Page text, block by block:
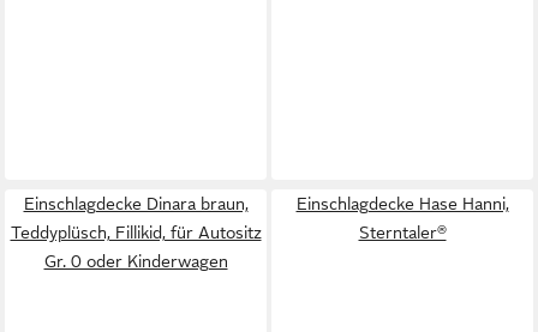
Einschlagdecke Dinara braun,
Teddyplüsch, Fillikid, für Autositz
Gr. 0 oder Kinderwagen
Einschlagdecke Hase Hanni,
Sterntaler®